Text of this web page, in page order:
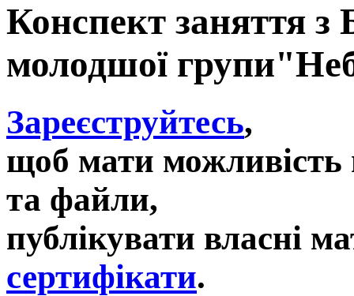
Конспект заняття з
молодшої
Зареєструйтесь,
щоб мати можливість
та файли,
публікувати власні
сертифікати.